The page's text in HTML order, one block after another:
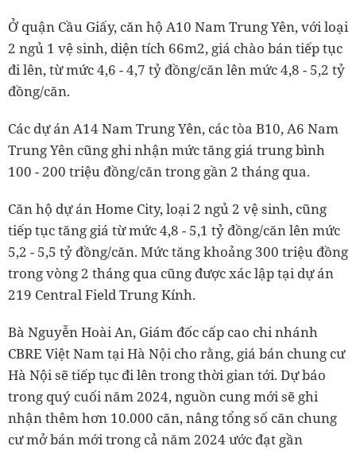
Ở quận Cầu Giấy, căn hộ A10 Nam Trung Yên, với loại
2 ngủ 1 vệ sinh, diện tích 66m2, giá chào bán tiếp tục
đi lên, từ mức 4,6 - 4,7 tỷ đồng/căn lên mức 4,8 - 5,2 tỷ
đồng/căn.
Các dự án A14 Nam Trung Yên, các tòa B10, A6 Nam
Trung Yên cũng ghi nhận mức tăng giá trung bình
100 - 200 triệu đồng/căn trong gần 2 tháng qua.
Căn hộ dự án Home City, loại 2 ngủ 2 vệ sinh, cũng
tiếp tục tăng giá từ mức 4,8 - 5,1 tỷ đồng/căn lên mức
5,2 - 5,5 tỷ đồng/căn. Mức tăng khoảng 300 triệu đồng
trong vòng 2 tháng qua cũng được xác lập tại dự án
219 Central Field Trung Kính.
Bà Nguyễn Hoài An, Giám đốc cấp cao chi nhánh
CBRE Việt Nam tại Hà Nội cho rằng, giá bán chung cư
Hà Nội sẽ tiếp tục đi lên trong thời gian tới. Dự báo
trong quý cuối năm 2024, nguồn cung mới sẽ ghi
nhận thêm hơn 10.000 căn, nâng tổng số căn chung
cư mở bán mới trong cả năm 2024 ước đạt gần